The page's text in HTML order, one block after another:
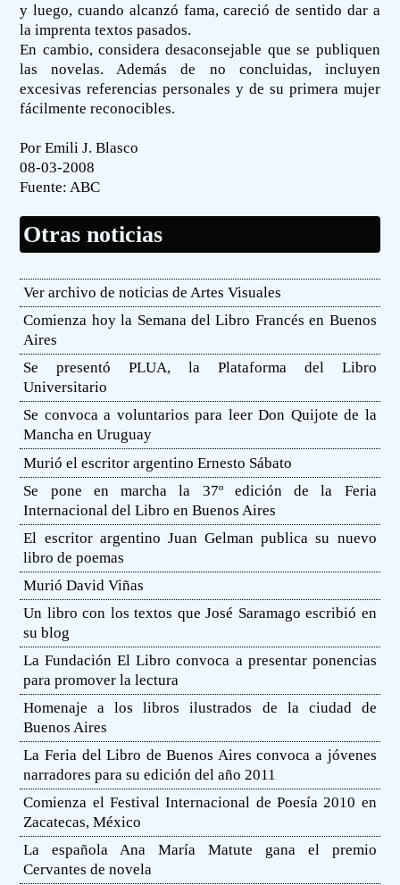
y luego, cuando alcanzó fama, careció de sentido dar a
la imprenta textos pasados.
En cambio, considera desaconsejable que se publiquen
las novelas. Además de no concluidas, incluyen
excesivas referencias personales y de su primera mujer
fácilmente reconocibles.
Por Emili J. Blasco
08-03-2008
Fuente: ABC
Otras noticias
Ver archivo de noticias de Artes Visuales
Comienza hoy la Semana del Libro Francés en Buenos
Aires
Se presentó PLUA, la Plataforma del Libro
Universitario
Se convoca a voluntarios para leer Don Quijote de la
Mancha en Uruguay
Murió el escritor argentino Ernesto Sábato
Se pone en marcha la 37º edición de la Feria
Internacional del Libro en Buenos Aires
El escritor argentino Juan Gelman publica su nuevo
libro de poemas
Murió David Viñas
Un libro con los textos que José Saramago escribió en
su blog
La Fundación El Libro convoca a presentar ponencias
para promover la lectura
Homenaje a los libros ilustrados de la ciudad de
Buenos Aires
La Feria del Libro de Buenos Aires convoca a jóvenes
narradores para su edición del año 2011
Comienza el Festival Internacional de Poesía 2010 en
Zacatecas, México
La española Ana María Matute gana el premio
Cervantes de novela